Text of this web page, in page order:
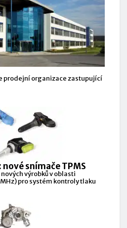
prodejní organizace zastupující
snímače TPMS
výrobků v oblasti
pro systém kontroly tlaku